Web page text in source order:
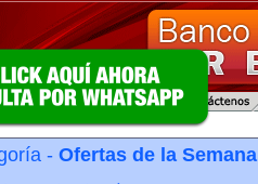
- Ofertas de la Semana